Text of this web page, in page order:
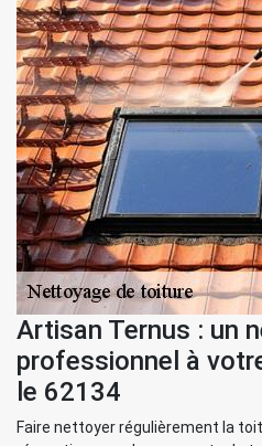
Artisan Ternus : un
professionnel à
le 62134
Faire nettoyer régulièrement la